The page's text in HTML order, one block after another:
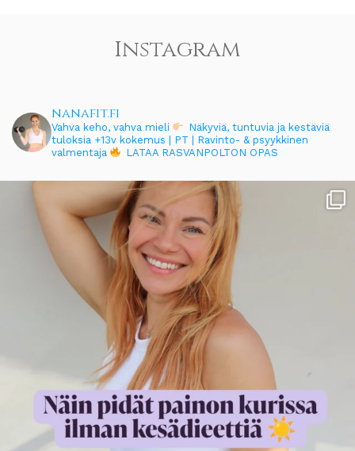
Instagram
nanafit.fi
Vahva keho, vahva mieli
Näkyviä, tuntuvia ja kestäviä
tuloksia +13v kokemus | PT | Ravinto- & psyykkinen
valmentaja
LATAA RASVANPOLTON OPAS